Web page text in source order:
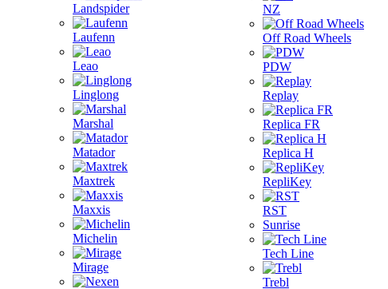
Landspider
Laufenn
Leao
Linglong
Marshal
Matador
Maxtrek
Maxxis
Michelin
Mirage
NZ
Off Road Wheels
PDW
Replay
Replica FR
Replica H
RepliKey
RST
Sunrise
Tech Line
Trebl